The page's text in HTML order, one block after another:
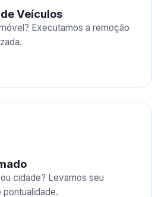
Veículos
Executamos a remoção
cidade? Levamos seu